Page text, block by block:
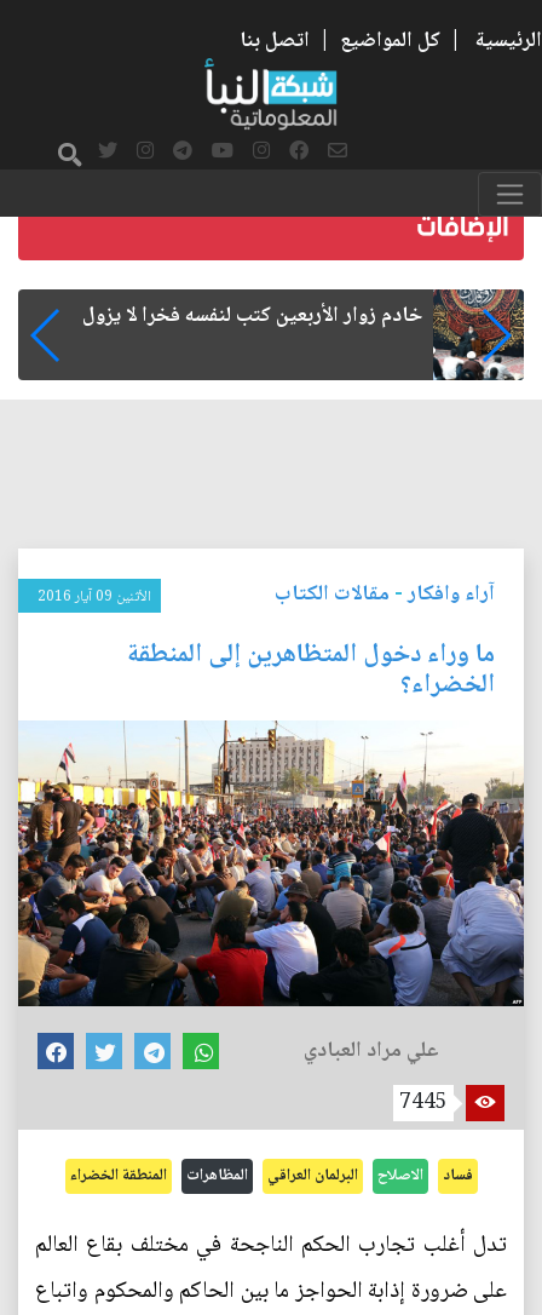
الرئيسية | كل المواضيع | اتصل بنا
الفساد وسقوط الحضارات والدول
آراء وافكار- مقالات الكتاب الأثنين 09 آيار 2016
ما وراء دخول المتظاهرين إلى المنطقة
الخضراء؟
علي مراد العبادي
7445
فساد الاصلاح البرلمان العراقي المظاهرات المنطقة الخضراء
تدل أغلب تجارب الحكم الناجحة في مختلف بقاع العالم
على ضرورة إذابة الحواجز ما بين الحاكم والمحكوم واتباع